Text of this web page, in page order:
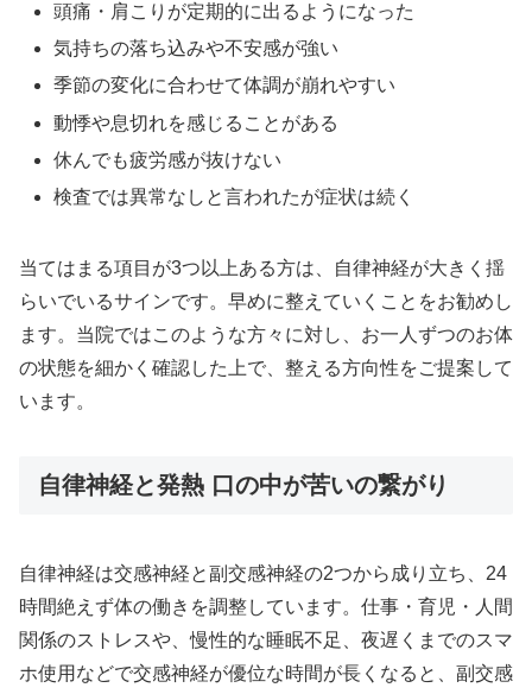
頭痛・肩こりが定期的に出るようになった
気持ちの落ち込みや不安感が強い
季節の変化に合わせて体調が崩れやすい
動悸や息切れを感じることがある
休んでも疲労感が抜けない
検査では異常なしと言われたが症状は続く
当てはまる項目が3つ以上ある方は、自律神経が大きく揺
らいでいるサインです。早めに整えていくことをお勧めし
ます。当院ではこのような方々に対し、お一人ずつのお体
の状態を細かく確認した上で、整える方向性をご提案して
います。
自律神経と発熱 口の中が苦いの繋がり
自律神経は交感神経と副交感神経の2つから成り立ち、24
時間絶えず体の働きを調整しています。仕事・育児・人間
関係のストレスや、慢性的な睡眠不足、夜遅くまでのスマ
ホ使用などで交感神経が優位な時間が長くなると、副交感